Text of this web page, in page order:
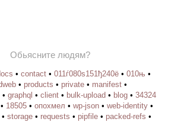
Обьясните людям?
• contact • 011ѓ080ѕ151ђ240ё • 010њ •
• products • private • manifest •
• graphql • client • bulk-upload • blog • 34324
• 18505 • опохмел • wp-json • web-identity •
• storage • requests • pipfile • packed-refs •